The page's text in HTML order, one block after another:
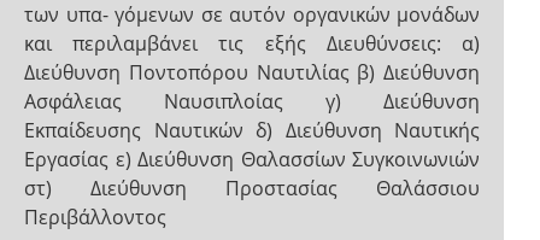
των υπα- γόμενων σε αυτόν οργανικών μονάδων
και περιλαμβάνει τις εξής Διευθύνσεις: α)
Διεύθυνση Ποντοπόρου Ναυτιλίας β) Διεύθυνση
Ασφάλειας Ναυσιπλοίας γ) Διεύθυνση
Εκπαίδευσης Ναυτικών δ) Διεύθυνση Ναυτικής
Εργασίας ε) Διεύθυνση Θαλασσίων Συγκοινωνιών
στ) Διεύθυνση Προστασίας Θαλάσσιου
Περιβάλλοντος